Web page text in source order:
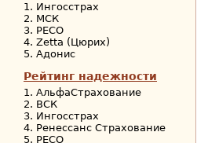
Ингосстрах
МСК
РЕСО
Zetta (Цюрих)
Адонис
Рейтинг надежности
АльфаСтрахование
ВСК
Ингосстрах
Ренессанс Страхование
РЕСО